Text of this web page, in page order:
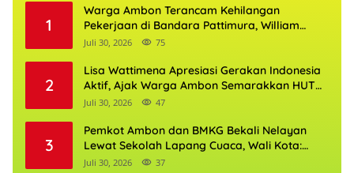
1
Warga Ambon Terancam Kehilangan
Pekerjaan di Bandara Pattimura, William
Mairuhu Desak Maskapai Utamakan Tenaga
Juli 30, 2026 75
2
Lisa Wattimena Apresiasi Gerakan Indonesia
Aktif, Ajak Warga Ambon Semarakkan HUT
RI dan HUT Provinsi Maluku
Juli 30, 2026 47
3
Pemkot Ambon dan BMKG Bekali Nelayan
Lewat Sekolah Lapang Cuaca, Wali Kota:
Keselamatan Harus Jadi Prioritas
Juli 30, 2026 37